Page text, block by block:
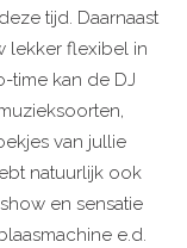
tijd. Daarnaast
lekker flexibel in
time kan de DJ
van jullie
natuurlijk ook
en sensatie
e.d.